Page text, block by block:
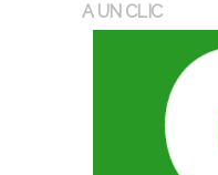
A UN CLIC